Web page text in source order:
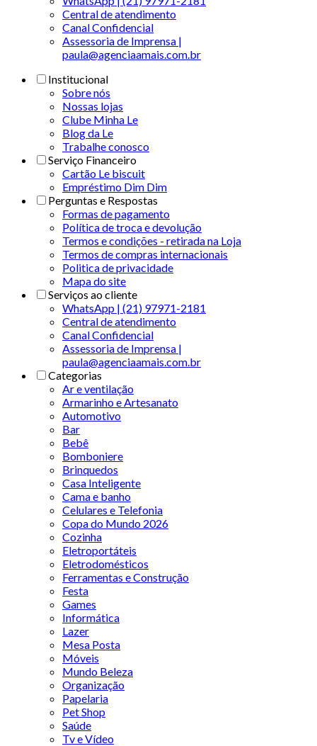
Central de atendimento
Canal Confidencial
Assessoria de Imprensa |
paula@agenciaamais.com.br
Institucional
Sobre nós
Nossas lojas
Clube Minha Le
Blog da Le
Trabalhe conosco
Serviço Financeiro
Cartão Le biscuit
Empréstimo Dim Dim
Perguntas e Respostas
Formas de pagamento
Política de troca e devolução
Termos e condições - retirada na Loja
Termos de compras internacionais
Politica de privacidade
Mapa do site
Serviços ao cliente
WhatsApp | (21) 97971-2181
Central de atendimento
Canal Confidencial
Assessoria de Imprensa |
paula@agenciaamais.com.br
Categorias
Ar e ventilação
Armarinho e Artesanato
Automotivo
Bar
Bebê
Bomboniere
Brinquedos
Casa Inteligente
Cama e banho
Celulares e Telefonia
Copa do Mundo 2026
Cozinha
Eletroportáteis
Eletrodomésticos
Ferramentas e Construção
Festa
Games
Informática
Lazer
Mesa Posta
Móveis
Mundo Beleza
Organização
Papelaria
Pet Shop
Saúde
Tv e Vídeo